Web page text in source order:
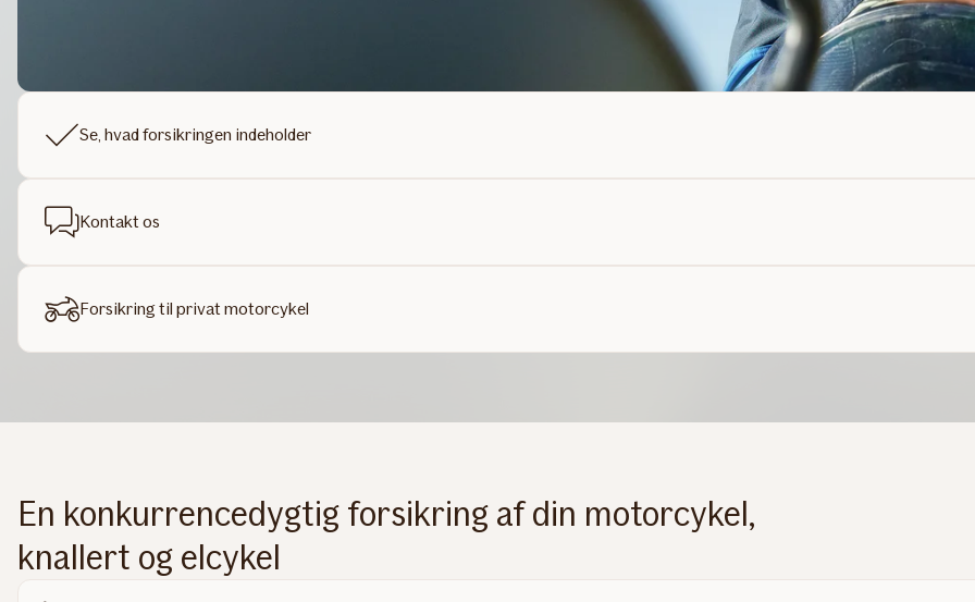
Se, hvad forsikringen indeholder
Kontakt os
Forsikring til privat motorcykel
En konkurrencedygtig forsikring af din motorcykel,
knallert og elcykel